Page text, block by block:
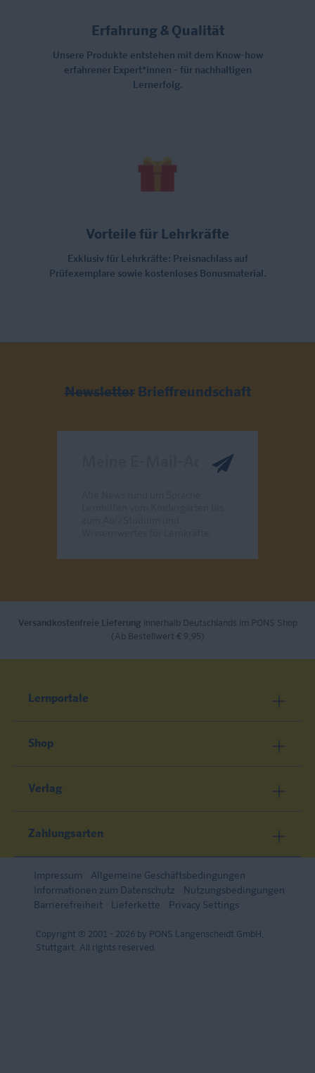
Erfahrung & Qualität
Unsere Produkte entstehen mit dem Know-how
erfahrener Expert*innen - für nachhaltigen
Lernerfolg.
Vorteile für Lehrkräfte
Exklusiv für Lehrkräfte: Preisnachlass auf
Prüfexemplare sowie kostenloses Bonusmaterial.
Newsletter Brieffreundschaft
Versandkostenfreie Lieferung innerhalb Deutschlands im PONS Shop
(Ab Bestellwert € 9,95)
Lernportale
Shop
Verlag
Zahlungsarten
Impressum
Allgemeine Geschäftsbedingungen
Informationen zum Datenschutz
Nutzungsbedingungen
Barrierefreiheit
Lieferkette Privacy Settings
Copyright © 2001 - 2026 by PONS Langenscheidt GmbH,
Stuttgart. All rights reserved.